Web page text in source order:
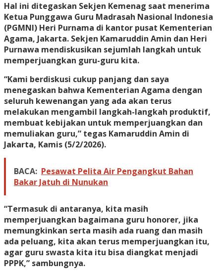
Hal ini ditegaskan Sekjen Kemenag saat menerima
Ketua Punggawa Guru Madrasah Nasional Indonesia
(PGMNI) Heri Purnama di kantor pusat Kementerian
Agama, Jakarta. Sekjen Kamaruddin Amin dan Heri
Purnawa mendiskusikan sejumlah langkah untuk
memperjuangkan guru-guru kita.
“Kami berdiskusi cukup panjang dan saya
menegaskan bahwa Kementerian Agama dengan
seluruh kewenangan yang ada akan terus
melakukan mengambil langkah-langkah produktif,
membuat kebijakan untuk memperjuangkan dan
memuliakan guru,” tegas Kamaruddin Amin di
Jakarta, Kamis (5/2/2026).
BACA: Pesawat Pelita Air Pengangkut Bahan
Bakar Jatuh di Nunukan
“Termasuk di antaranya, kita masih
memperjuangkan bagaimana guru honorer, jika
memungkinkan serta masih ada ruang dan masih
ada peluang, kita akan terus memperjuangkan itu,
agar guru swasta kita itu bisa diangkat menjadi
PPPK,” sambungnya.